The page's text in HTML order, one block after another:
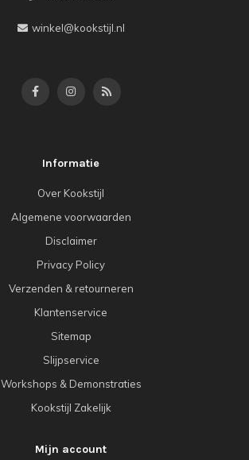
winkel@kookstijl.nl
Informatie
Over Kookstijl
Algemene voorwaarden
Disclaimer
Privacy Policy
Verzenden & retourneren
Klantenservice
Sitemap
Slijpservice
Workshops & Demonstraties
Kookstijl Zakelijk
Mijn account